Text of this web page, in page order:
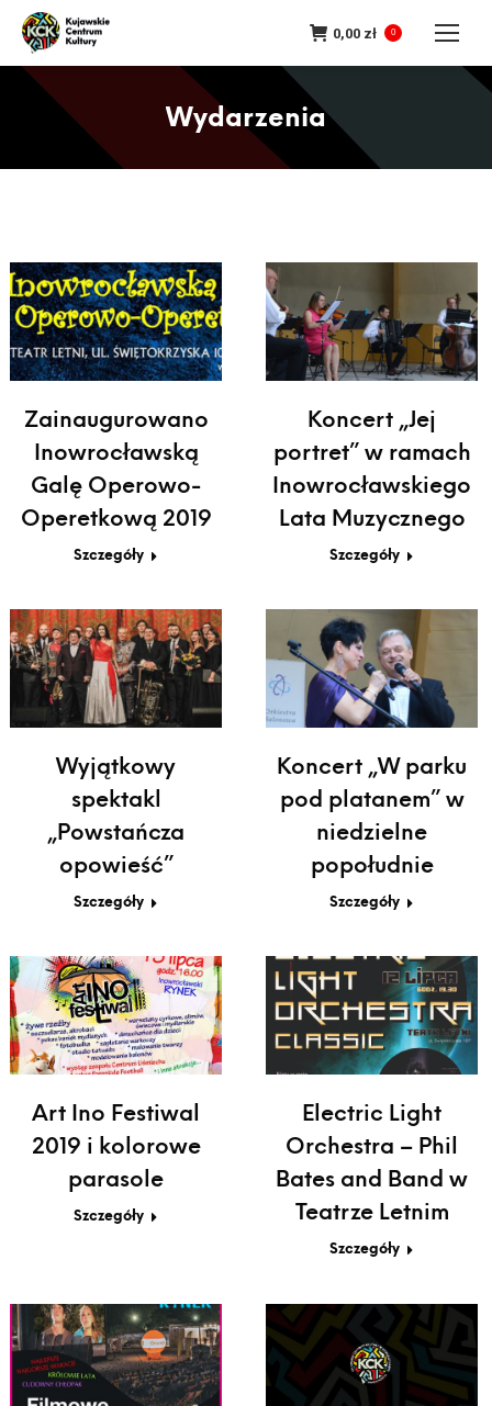
0,00 zł 0
Wydarzenia
Zainaugurowano
Inowrocławską
Galę Operowo-
Operetkową 2019
Szczegóły
Koncert „Jej
portret” w ramach
Inowrocławskiego
Lata Muzycznego
Szczegóły
Wyjątkowy
spektakl
„Powstańcza
opowieść”
Szczegóły
Koncert „W parku
pod platanem” w
niedzielne
popołudnie
Szczegóły
Art Ino Festiwal
2019 i kolorowe
parasole
Szczegóły
Electric Light
Orchestra – Phil
Bates and Band w
Teatrze Letnim
Szczegóły